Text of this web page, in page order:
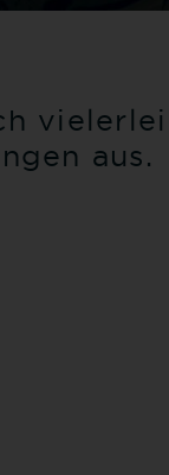
vielerlei
aus.